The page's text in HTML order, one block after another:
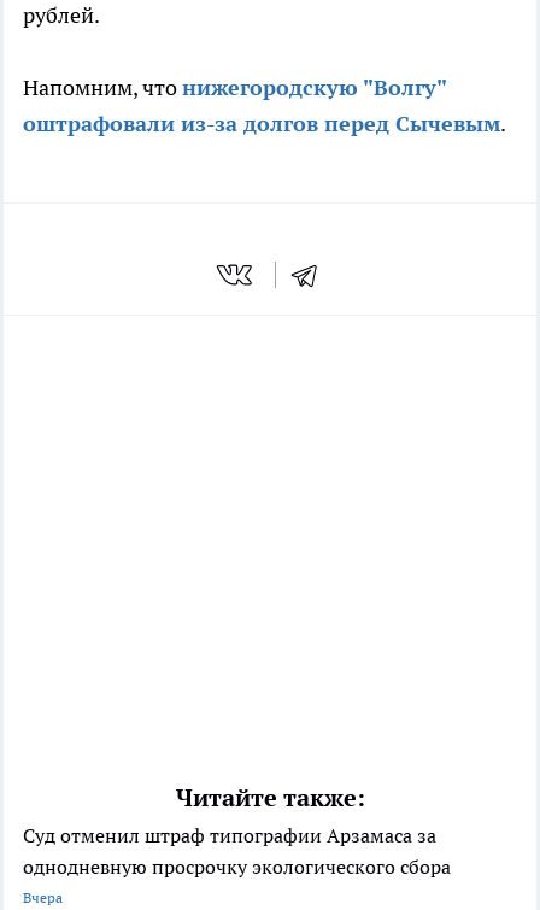
рублей.
Напомним, чтонижегородскую "Волгу"
оштрафовали из-за долгов перед Сычевым.
Читайте также:
Суд отменил штраф типографии Арзамаса за
однодневную просрочку экологического сбора
Вчера